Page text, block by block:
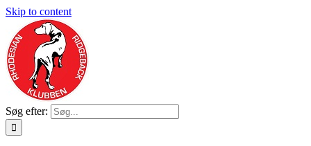
Skip to content
Søg efter: